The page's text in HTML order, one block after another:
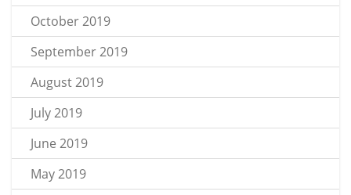
October 2019
September 2019
August 2019
July 2019
June 2019
May 2019